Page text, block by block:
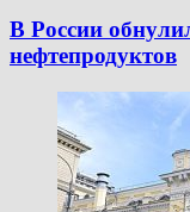
В России
нефтепродуктов